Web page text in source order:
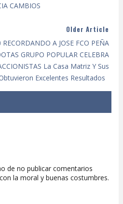
CAMBIOS
Older Article
A JOSE FCO PEÑA
GRUPO POPULAR CELEBRA
La Casa Matriz Y Sus
Excelentes Resultados
de no publicar comentarios
la moral y buenas costumbres.